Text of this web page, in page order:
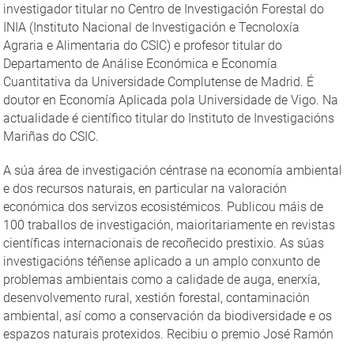
investigador titular no Centro de Investigación Forestal do
INIA (Instituto Nacional de Investigación e Tecnoloxía
Agraria e Alimentaria do CSIC) e profesor titular do
Departamento de Análise Económica e Economía
Cuantitativa da Universidade Complutense de Madrid. É
doutor en Economía Aplicada pola Universidade de Vigo. Na
actualidade é científico titular do Instituto de Investigacións
Mariñas do CSIC.
A súa área de investigación céntrase na economía ambiental
e dos recursos naturais, en particular na valoración
económica dos servizos ecosistémicos. Publicou máis de
100 traballos de investigación, maioritariamente en revistas
científicas internacionais de recoñecido prestixio. As súas
investigacións téñense aplicado a un amplo conxunto de
problemas ambientais como a calidade de auga, enerxía,
desenvolvemento rural, xestión forestal, contaminación
ambiental, así como a conservación da biodiversidade e os
espazos naturais protexidos. Recibiu o premio José Ramón